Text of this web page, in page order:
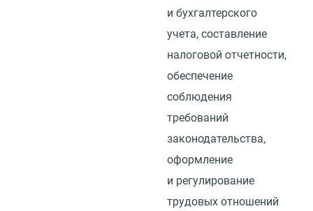
и бухгалтерского
учета, составление
налоговой отчетности,
обеспечение
соблюдения
требований
законодательства,
оформление
и регулирование
трудовых отношений